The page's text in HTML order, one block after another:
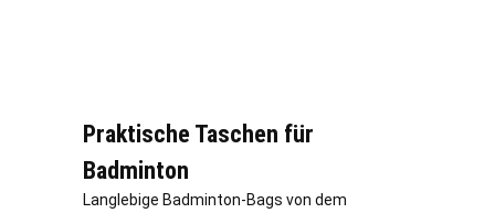
Praktische Taschen für
Badminton
Langlebige Badminton-Bags von dem